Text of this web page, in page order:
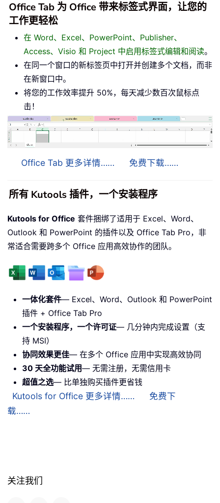
Office Tab 为 Office 带来标签式界面，让您的
工作更轻松
在 Word、Excel、PowerPoint、Publisher、
Access、Visio 和 Project 中启用标签式编辑和阅读。
在同一个窗口的新标签页中打开并创建多个文档，而非
在新窗口中。
将您的工作效率提升 50%，每天减少数百次鼠标点
击！
Office Tab 更多详情…… 免费下载……
所有 Kutools 插件，一个安装程序
Kutools for Office 套件捆绑了适用于 Excel、Word、
Outlook 和 PowerPoint 的插件以及 Office Tab Pro，非
常适合需要跨多个 Office 应用高效协作的团队。
一体化套件— Excel、Word、Outlook 和 PowerPoint
插件 + Office Tab Pro
一个安装程序，一个许可证— 几分钟内完成设置（支
持 MSI）
协同效果更佳— 在多个 Office 应用中实现高效协同
30 天全功能试用— 无需注册，无需信用卡
超值之选— 比单独购买插件更省钱
Kutools for Office 更多详情……
免费下
载……
关注我们